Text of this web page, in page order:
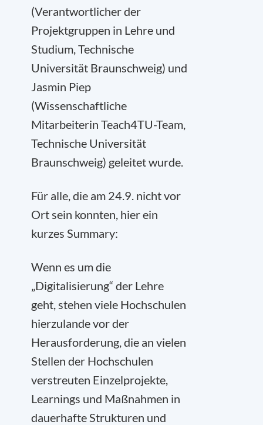
(Verantwortlicher der
Projektgruppen in Lehre und
Studium, Technische
Universität Braunschweig) und
Jasmin Piep
(Wissenschaftliche
Mitarbeiterin Teach4TU-Team,
Technische Universität
Braunschweig) geleitet wurde.
Für alle, die am 24.9. nicht vor
Ort sein konnten, hier ein
kurzes Summary:
Wenn es um die
„Digitalisierung“ der Lehre
geht, stehen viele Hochschulen
hierzulande vor der
Herausforderung, die an vielen
Stellen der Hochschulen
verstreuten Einzelprojekte,
Learnings und Maßnahmen in
dauerhafte Strukturen und